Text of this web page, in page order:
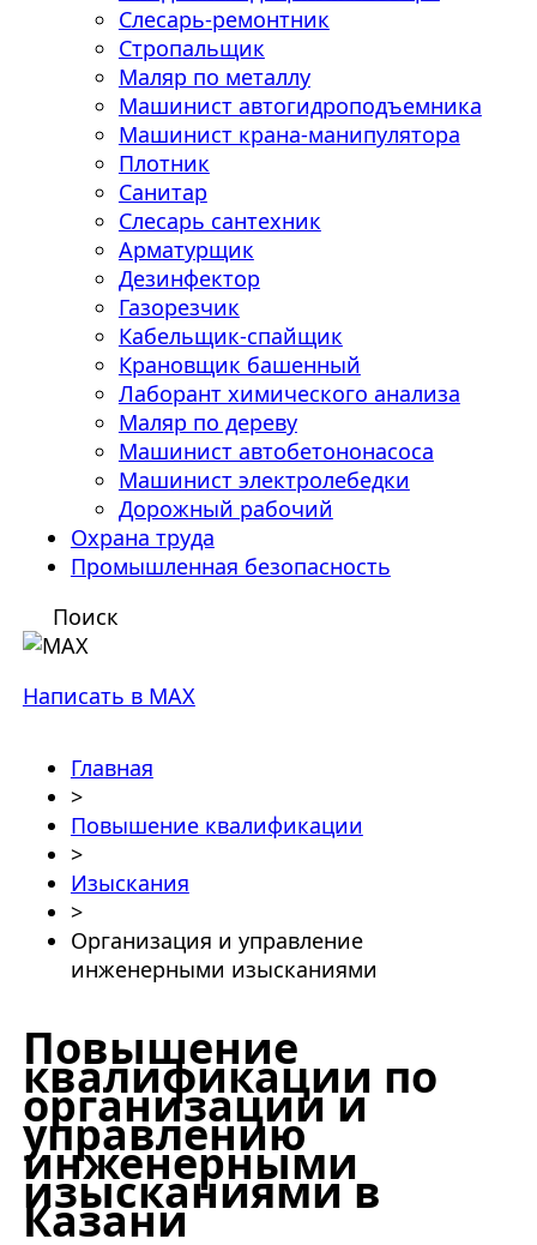
Слесарь-ремонтник
Стропальщик
Маляр по металлу
Машинист автогидроподъемника
Машинист крана-манипулятора
Плотник
Санитар
Слесарь сантехник
Арматурщик
Дезинфектор
Газорезчик
Кабельщик-спайщик
Крановщик башенный
Лаборант химического анализа
Маляр по дереву
Машинист автобетононасоса
Машинист электролебедки
Дорожный рабочий
Охрана труда
Промышленная безопасность
Поиск
Написать в MAX
Главная
>
Повышение квалификации
>
Изыскания
>
Организация и управление
инженерными изысканиями
Повышение
квалификации по
организации и
управлению
инженерными
изысканиями в
Казани